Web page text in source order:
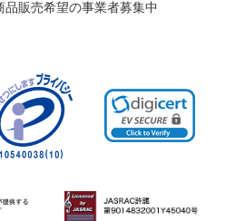
販売希望の事業者募集中